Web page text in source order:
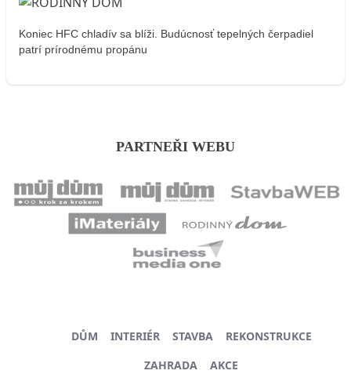
Koniec HFC chladív sa blíži. Budúcnosť tepelných čerpadiel
patrí prírodnému propánu
PARTNEŘI WEBU
DŮM INTERIÉR STAVBA
REKONSTRUKCE
ZAHRADA
AKCE